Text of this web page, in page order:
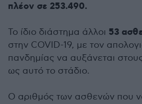
πλέον σε 253.490.
Το ίδιο διάστημα άλλοι 53
στην COVID-19, με τον
πανδημίας να αυξάνεται
ως αυτό το στάδιο.
Ο αριθμός των ασθενών που